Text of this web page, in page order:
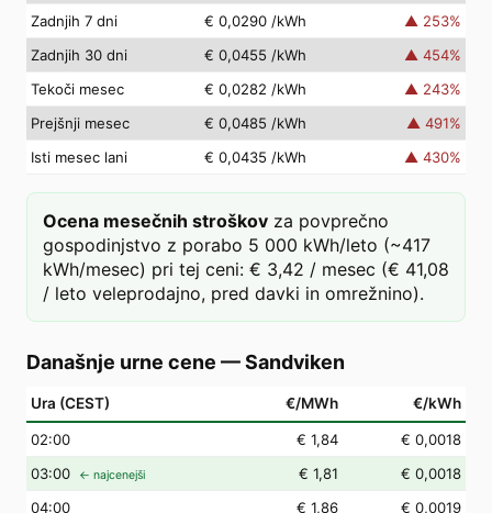
Zadnjih 7 dni
€ 0,0290 /kWh ▲ 253%
Zadnjih 30 dni
€ 0,0455 /kWh ▲ 454%
Tekoči mesec
€ 0,0282 /kWh ▲ 243%
Prejšnji mesec
€ 0,0485 /kWh ▲ 491%
Isti mesec lani
€ 0,0435 /kWh ▲ 430%
Ocena mesečnih stroškov za povprečno
gospodinjstvo z porabo 5 000 kWh/leto (~417
kWh/mesec) pri tej ceni: € 3,42 / mesec (€ 41,08
/ leto veleprodajno, pred davki in omrežnino).
Današnje urne cene —Sandviken
Ura (CEST) €/MWh €/kWh
02:00 € 1,84
€ 0,0018
03:00 ← najcenejši € 1,81
€ 0,0018
04:00 € 1,86
€ 0,0019